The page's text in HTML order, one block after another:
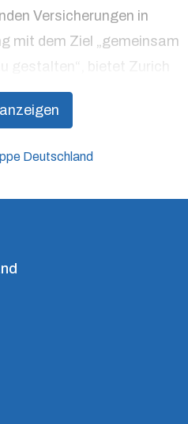
Versicherungen in
mit dem Ziel „gemeinsam
gestalten“, bietet Zurich
an, die über traditionelle
um Kunden